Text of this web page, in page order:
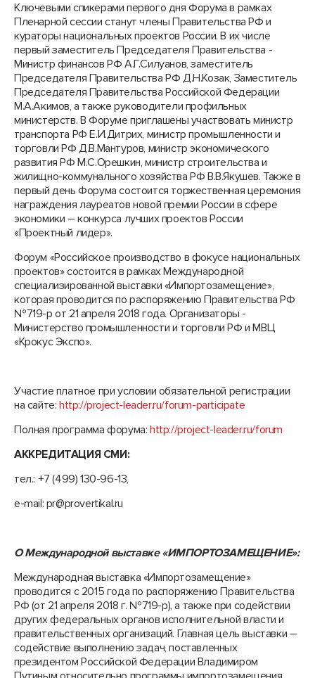
Ключевыми спикерами первого дня Форума в рамках
Пленарной сессии станут члены Правительства РФ и
кураторы национальных проектов России. В их числе
первый заместитель Председателя Правительства -
Министр финансов РФ А.Г.Силуанов, заместитель
Председателя Правительства РФ Д.Н.Козак, Заместитель
Председателя Правительства Российской Федерации
М.А.Акимов, а также руководители профильных
министерств. В Форуме приглашены участвовать министр
транспорта РФ Е.И.Дитрих, министр промышленности и
торговли РФ Д.В.Мантуров, министр экономического
развития РФ М.С.Орешкин, министр строительства и
жилищно-коммунального хозяйства РФ В.В.Якушев. Также в
первый день Форума состоится торжественная церемония
награждения лауреатов новой премии России в сфере
экономики – конкурса лучших проектов России
«Проектный лидер».
Форум «Российское производство в фокусе национальных
проектов» состоится в рамках Международной
специализированной выставки «Импортозамещение»,
которая проводится по распоряжению Правительства РФ
№719-р от 21 апреля 2018 года. Организаторы -
Министерство промышленности и торговли РФ и МВЦ
«Крокус Экспо».
Участие платное при условии обязательной регистрации
на сайте: http://project-leader.ru/forum-participate
Полная программа форума:http://project-leader.ru/forum
АККРЕДИТАЦИЯ СМИ:
тел.: +7 (499) 130-96-13,
e-mail: pr@provertikal.ru
О Международной выставке «ИМПОРТОЗАМЕЩЕНИЕ»:
Международная выставка «Импортозамещение»
проводится c 2015 года по распоряжению Правительства
РФ (от 21 апреля 2018 г. №719-р), а также при содействии
других федеральных органов исполнительной власти и
правительственных организаций. Главная цель выставки –
содействие выполнению задач, поставленных
президентом Российской Федерации Владимиром